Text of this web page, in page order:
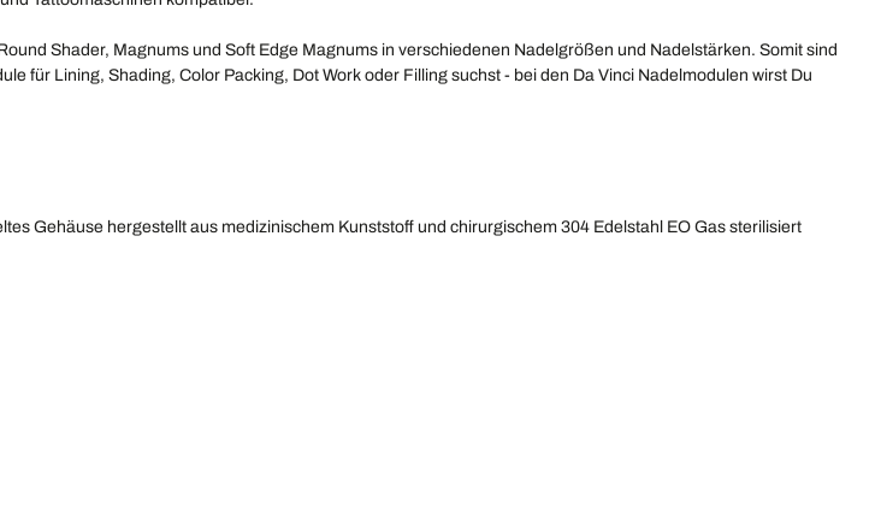
Shader, Magnums und Soft Edge Magnums in verschiedenen Nadelgrößen und Nadelstärken. Somit sind
für Lining, Shading, Color Packing, Dot Work oder Filling suchst - bei den Da Vinci Nadelmodulen wirst Du
Gehäuse hergestellt aus medizinischem Kunststoff und chirurgischem 304 Edelstahl EO Gas sterilisiert